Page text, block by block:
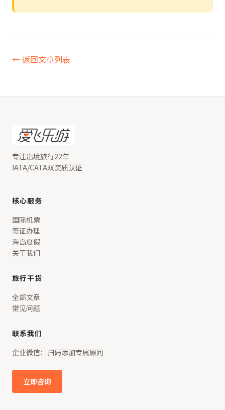
← 返回文章列表
专注出境旅行22年
IATA/CATA双资质认证
核心服务
国际机票
签证办理
海岛度假
关于我们
旅行干货
全部文章
常见问题
联系我们
企业微信：扫码添加专属顾问
立即咨询